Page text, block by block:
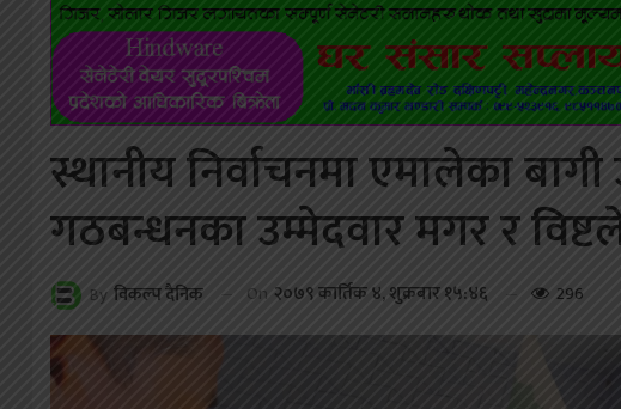
स्थानीय निर्वाचनमा एमालेका
गठबन्धनका उम्मेदवार मगर र
By विकल्प दैनिक On २०७९ कार्तिक ४, शुक्रबार १५:४६ 296